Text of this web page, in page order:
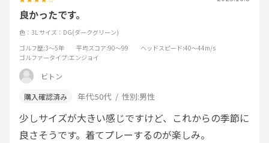
良かったです。
色：3L サイズ：DG(ダークグリーン)
ゴルフ歴:3～5年 平均スコア:90～99 ヘッドスピード:40～44m/s
ゴルファータイプ:エンジョイ
ビトン
年代:50代 性別:男性
少しサイズが大きい感じですけど、これからの季節に
良さそうです。着てプレーするのが楽しみ。